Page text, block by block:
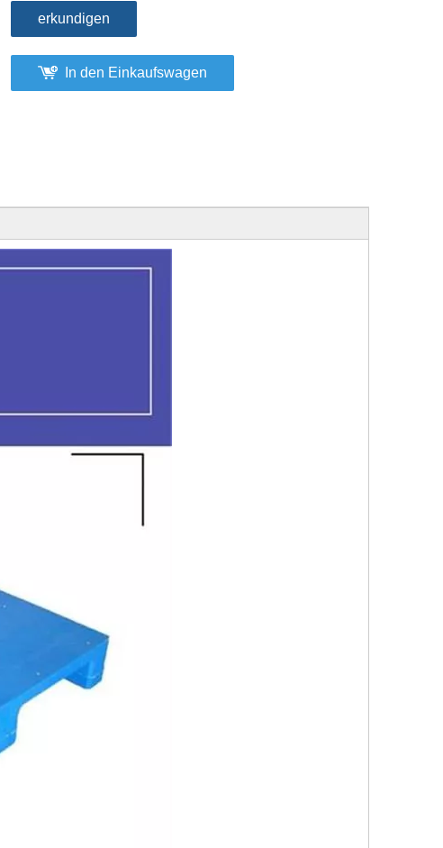
erkundigen
In den Einkaufswagen